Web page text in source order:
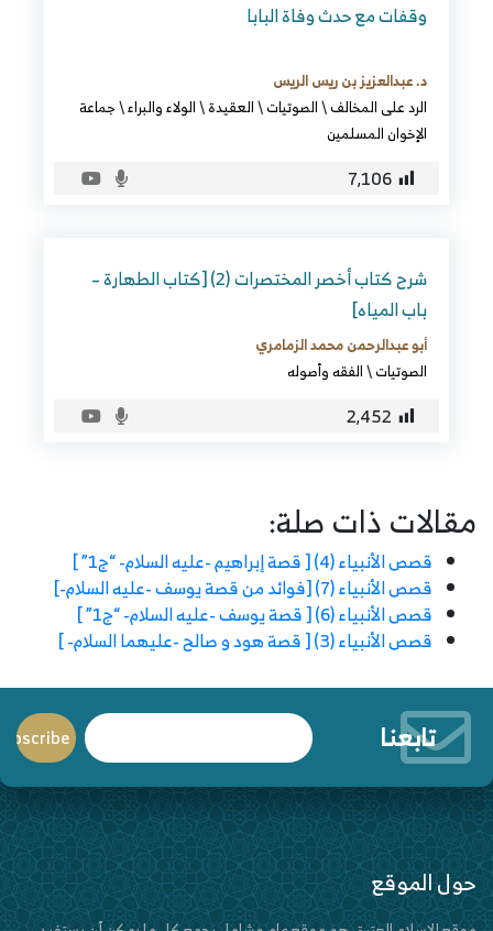
وقفات مع حدث وفاة البابا
د. عبدالعزيز بن ريس الريس
الرد على المخالف\الصوتيات\العقيدة\الولاء والبراء\جماعة
الإخوان المسلمين
7٬106
شرح كتاب أخصر المختصرات (2) [كتاب الطهارة –
باب المياه]
أبو عبدالرحمن محمد الزمامري
الصوتيات\الفقه وأصوله
2٬452
مقالات ذات صلة:
قصص الأنبياء (4) [ قصة إبراهيم -عليه السلام- “ج1” ]
قصص الأنبياء (7) [فوائد من قصة يوسف -عليه السلام-]
قصص الأنبياء (6) [ قصة يوسف -عليه السلام- “ج1” ]
قصص الأنبياء (3) [ قصة هود و صالح -عليهما السلام- ]
تابعنا
حول الموقع